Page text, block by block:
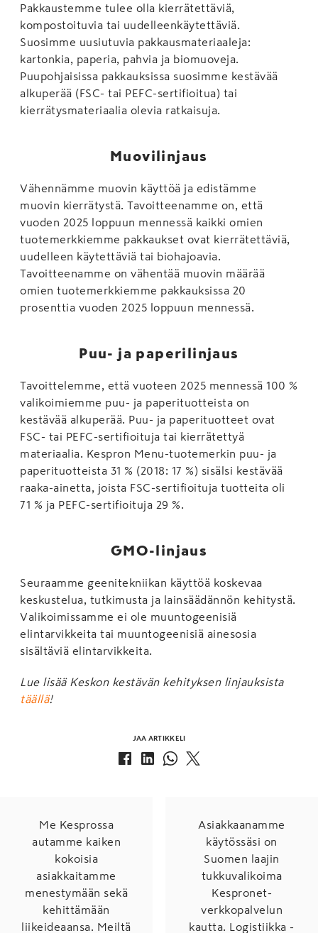
Pakkaustemme tulee olla kierrätettäviä,
kompostoituvia tai uudelleenkäytettäviä.
Suosimme uusiutuvia pakkausmateriaaleja:
kartonkia, paperia, pahvia ja biomuoveja.
Puupohjaisissa pakkauksissa suosimme kestävää
alkuperää (FSC- tai PEFC-sertifioitua) tai
kierrätysmateriaalia olevia ratkaisuja.
Muovilinjaus
Vähennämme muovin käyttöä ja edistämme
muovin kierrätystä. Tavoitteenamme on, että
vuoden 2025 loppuun mennessä kaikki omien
tuotemerkkiemme pakkaukset ovat kierrätettäviä,
uudelleen käytettäviä tai biohajoavia.
Tavoitteenamme on vähentää muovin määrää
omien tuotemerkkiemme pakkauksissa 20
prosenttia vuoden 2025 loppuun mennessä.
Puu- ja paperilinjaus
Tavoittelemme, että vuoteen 2025 mennessä 100 %
valikoimiemme puu- ja paperituotteista on
kestävää alkuperää. Puu- ja paperituotteet ovat
FSC- tai PEFC-sertifioituja tai kierrätettyä
materiaalia. Kespron Menu-tuotemerkin puu- ja
paperituotteista 31 % (2018: 17 %) sisälsi kestävää
raaka-ainetta, joista FSC-sertifioituja tuotteita oli
71 % ja PEFC-sertifioituja 29 %.
GMO-linjaus
Seuraamme geenitekniikan käyttöä koskevaa
keskustelua, tutkimusta ja lainsäädännön kehitystä.
Valikoimissamme ei ole muuntogeenisiä
elintarvikkeita tai muuntogeenisiä ainesosia
sisältäviä elintarvikkeita.
Lue lisää Keskon kestävän kehityksen linjauksista
täällä!
JAA ARTIKKELI
Me Kesprossa
autamme kaiken
kokoisia
asiakkaitamme
menestymään sekä
kehittämään
liikeideaansa. Meiltä
Asiakkaanamme
käytössäsi on
Suomen laajin
tukkuvalikoima
Kespronet-
verkkopalvelun
kautta. Logistiikka -